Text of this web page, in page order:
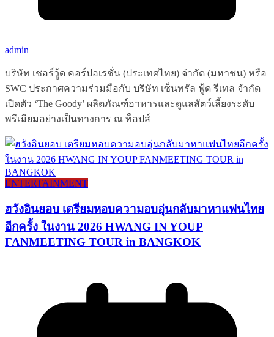
admin
บริษัท เชอร์วู้ด คอร์ปอเรชั่น (ประเทศไทย) จำกัด (มหาชน) หรือ
SWC ประกาศความร่วมมือกับ บริษัท เซ็นทรัล ฟู้ด รีเทล จำกัด
เปิดตัว ‘The Goody’ ผลิตภัณฑ์อาหารและดูแลสัตว์เลี้ยงระดับ
พรีเมียมอย่างเป็นทางการ ณ ท็อปส์
ENTERTAINMENT
ฮวังอินยอบ เตรียมหอบความอบอุ่นกลับมาหาแฟนไทย
อีกครั้ง ในงาน 2026 HWANG IN YOUP
FANMEETING TOUR in BANGKOK